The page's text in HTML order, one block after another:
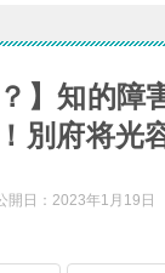
？】知的
別府将光
開日： 2023年1月19日